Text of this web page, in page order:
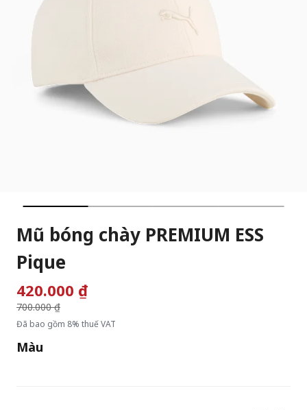
Mũ bóng chày PREMIUM ESS
Pique
420.000 ₫Giá giảm từ
700.000 ₫
đến
Đã bao gồm 8% thuế VAT
Màu